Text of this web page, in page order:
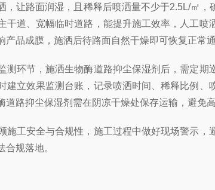
，让路面润湿，且稀释后喷洒量不少于2.5L/㎡
干道、宽幅临时道路，能提升施工效率，人工
品成膜，施洒后待路面自然干燥即可恢复正常
测环节，施洒生物酶道路抑尘保湿剂后，需定
建立效果监测台账，记录喷洒时间、稀释比例
路抑尘保湿剂需在阴凉干燥处保存运输，避免
施工安全与合规性，施工过程中做好现场警示
规落地。